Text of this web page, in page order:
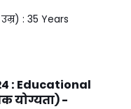
: 35 Years
: Educational
योग्यता) -